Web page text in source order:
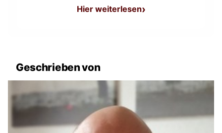
Hier weiterlesen: Kopfschmerzen / Migräne
Geschrieben von